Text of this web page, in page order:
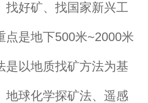
找好矿、找国家新兴工
点是地下500米~2000米
是以地质找矿方法为基
地球化学探矿法、遥感